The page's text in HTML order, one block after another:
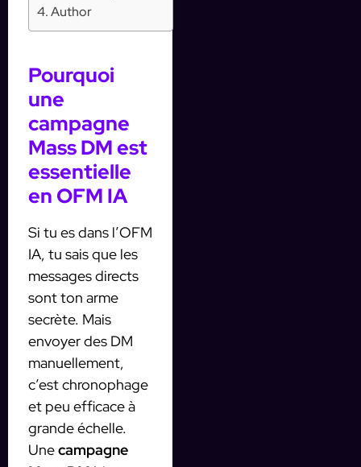
Author
Pourquoi
une
campagne
Mass DM est
essentielle
en OFM IA
Si tu es dans l’OFM
IA, tu sais que les
messages directs
sont ton arme
secrète. Mais
envoyer des DM
manuellement,
c’est chronophage
et peu efficace à
grande échelle.
Unecampagne